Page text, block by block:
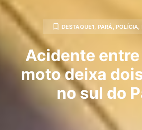
DESTAQUE1 PARÁ POLÍCIA
Acidente
moto deixa
no sul do